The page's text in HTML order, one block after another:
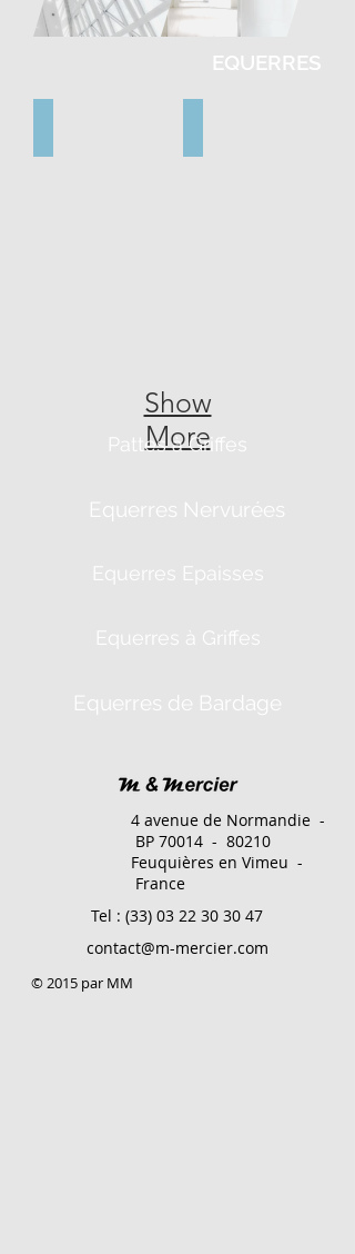
EQUERRES
Show
More
Pattes à Griffes
Equerres Nervurées
Equerres Epaisses
Equerres à Griffes
Equerres de Bardage
4 avenue de Normandie -
BP 70014 - 80210
Feuquières en Vimeu -
France
Tel : (33) 03 22 30 30 47
contact@m-mercier.com
© 2015 par MM